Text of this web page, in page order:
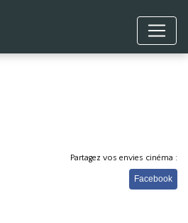
Partagez vos envies cinéma :
Facebook